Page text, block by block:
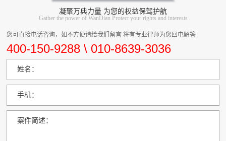
凝聚万典力量 为您的权益保驾护航
Gather the power of WanDian Protect your rights and interests
您可直接电话咨询，如不方便请给我们留言 将有专业律师为您回电解答
400-150-9288 \ 010-8639-3036
姓名：
手机：
案件简述：